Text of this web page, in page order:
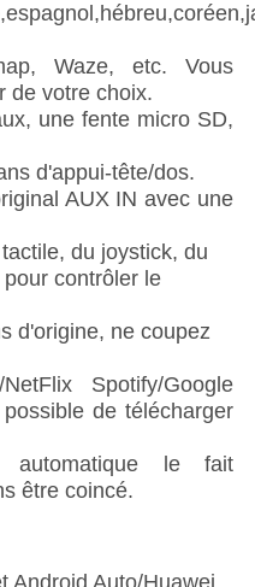
Waze, etc. Vous
de votre choix.
une fente micro SD,
d'appui-tête/dos.
AUX IN avec une
du joystick, du
contrôler le
d'origine, ne coupez
Spotify/Google
de télécharger
le fait
être coincé.